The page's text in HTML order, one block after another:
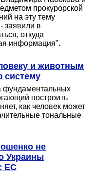
прокурорской
на эту тему
заявили в
откуда
информация".
и животным
систему
фундаментальных
построить
как человек может
тональные
не
Украины
ЕС